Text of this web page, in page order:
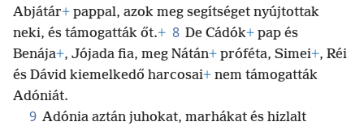
Abjátár+ pappal, azok meg segítséget nyújtottak
neki, és támogatták őt.+ 8 De Cádók+ pap és
Benája+, Jójada fia, meg Nátán+ próféta, Simei+, Réi
és Dávid kiemelkedő harcosai+ nem támogatták
Adóniát.
9 Adónia aztán juhokat, marhákat és hizlalt